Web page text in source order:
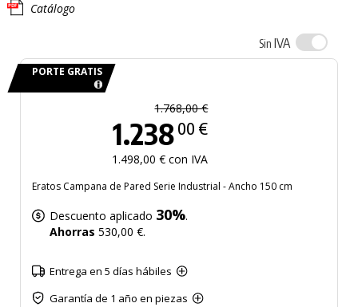
Catálogo
Sin IVA
PORTE GRATIS
1.768,00 €
1.238 00 €
1.498,00 € con IVA
Eratos Campana de Pared Serie Industrial - Ancho 150 cm
Descuento aplicado 30%.
Ahorras 530,00 €.
Entrega en 5 días hábiles
Garantía de 1 año en piezas